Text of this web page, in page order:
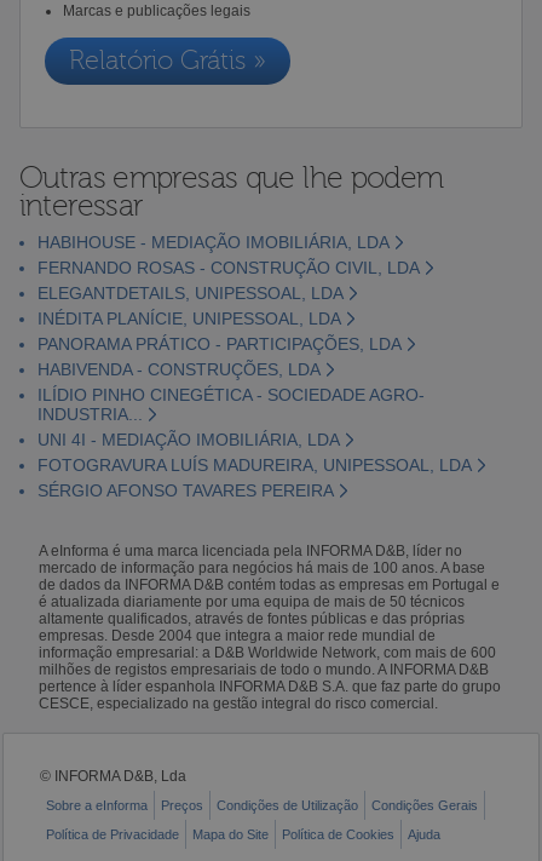
Marcas e publicações legais
Relatório Grátis »
Outras empresas que lhe podem
interessar
HABIHOUSE - MEDIAÇÃO IMOBILIÁRIA, LDA
FERNANDO ROSAS - CONSTRUÇÃO CIVIL, LDA
ELEGANTDETAILS, UNIPESSOAL, LDA
INÉDITA PLANÍCIE, UNIPESSOAL, LDA
PANORAMA PRÁTICO - PARTICIPAÇÕES, LDA
HABIVENDA - CONSTRUÇÕES, LDA
ILÍDIO PINHO CINEGÉTICA - SOCIEDADE AGRO-
INDUSTRIA...
UNI 4I - MEDIAÇÃO IMOBILIÁRIA, LDA
FOTOGRAVURA LUÍS MADUREIRA, UNIPESSOAL, LDA
SÉRGIO AFONSO TAVARES PEREIRA
A eInforma é uma marca licenciada pela INFORMA D&B, líder no
mercado de informação para negócios há mais de 100 anos. A base
de dados da INFORMA D&B contém todas as empresas em Portugal e
é atualizada diariamente por uma equipa de mais de 50 técnicos
altamente qualificados, através de fontes públicas e das próprias
empresas. Desde 2004 que integra a maior rede mundial de
informação empresarial: a D&B Worldwide Network, com mais de 600
milhões de registos empresariais de todo o mundo. A INFORMA D&B
pertence à líder espanhola INFORMA D&B S.A. que faz parte do grupo
CESCE, especializado na gestão integral do risco comercial.
© INFORMA D&B, Lda
Sobre a eInforma Preços Condições de Utilização
Condições Gerais
Política de Privacidade
Mapa do Site Política de Cookies Ajuda